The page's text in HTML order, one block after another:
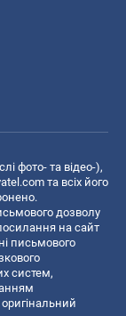
фото- та відео-),
та всіх його
дозволу
на сайт
письмового
систем,